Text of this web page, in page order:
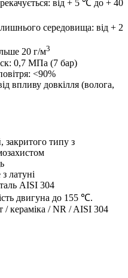
від + 5 ℃ до + 40
середовища: від + 2
20 г/м3
0,7 МПа (7 бар)
<90%
впливу довкілля (волога,
типу з
латуні
AISI 304
двигуна до 155 ℃.
/ кераміка / NR / AISI 304